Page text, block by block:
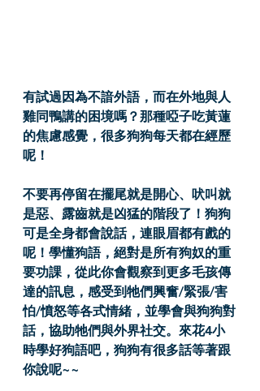
有試過因為不諳外語，而在外地與人
雞同鴨講的困境嗎？那種啞子吃黃蓮
的焦慮感覺，很多狗狗每天都在經歷
呢！
不要再停留在擺尾就是開心、吠叫就
是惡、露齒就是凶猛的階段了！狗狗
可是全身都會說話，連眼眉都有戲的
呢！學懂狗語，絕對是所有狗奴的重
要功課，從此你會觀察到更多毛孩傳
達的訊息，感受到牠們興奮/緊張/害
怕/憤怒等各式情緒，並學會與狗狗對
話，協助牠們與外界社交。來花4小
時學好狗語吧，狗狗有很多話等著跟
你說呢~~